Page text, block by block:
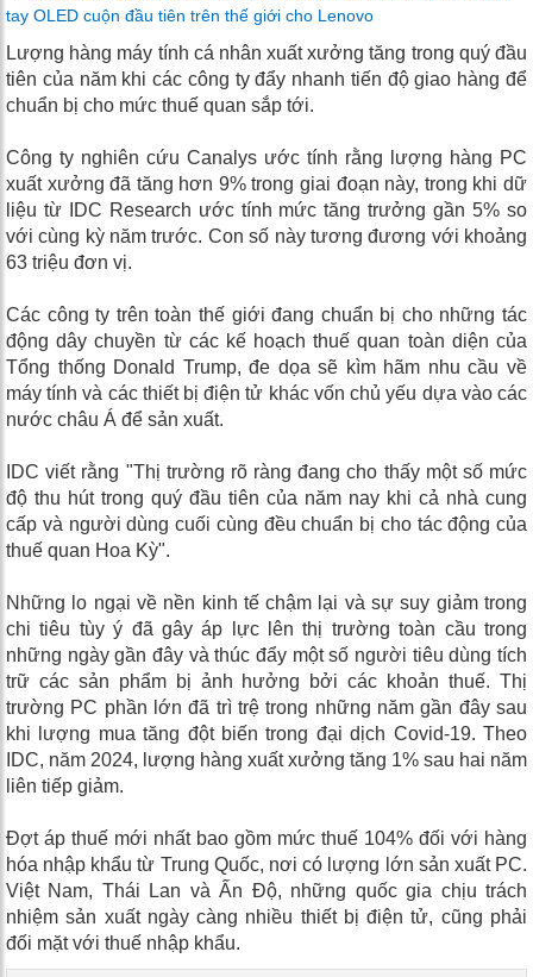
tay OLED cuộn đầu tiên trên thế giới cho Lenovo
Lượng hàng máy tính cá nhân xuất xưởng tăng trong quý đầu
tiên của năm khi các công ty đẩy nhanh tiến độ giao hàng để
chuẩn bị cho mức thuế quan sắp tới.
Công ty nghiên cứu Canalys ước tính rằng lượng hàng PC
xuất xưởng đã tăng hơn 9% trong giai đoạn này, trong khi dữ
liệu từ IDC Research ước tính mức tăng trưởng gần 5% so
với cùng kỳ năm trước. Con số này tương đương với khoảng
63 triệu đơn vị.
Các công ty trên toàn thế giới đang chuẩn bị cho những tác
động dây chuyền từ các kế hoạch thuế quan toàn diện của
Tổng thống Donald Trump, đe dọa sẽ kìm hãm nhu cầu về
máy tính và các thiết bị điện tử khác vốn chủ yếu dựa vào các
nước châu Á để sản xuất.
IDC viết rằng "Thị trường rõ ràng đang cho thấy một số mức
độ thu hút trong quý đầu tiên của năm nay khi cả nhà cung
cấp và người dùng cuối cùng đều chuẩn bị cho tác động của
thuế quan Hoa Kỳ".
Những lo ngại về nền kinh tế chậm lại và sự suy giảm trong
chi tiêu tùy ý đã gây áp lực lên thị trường toàn cầu trong
những ngày gần đây và thúc đẩy một số người tiêu dùng tích
trữ các sản phẩm bị ảnh hưởng bởi các khoản thuế. Thị
trường PC phần lớn đã trì trệ trong những năm gần đây sau
khi lượng mua tăng đột biến trong đại dịch Covid-19. Theo
IDC, năm 2024, lượng hàng xuất xưởng tăng 1% sau hai năm
liên tiếp giảm.
Đợt áp thuế mới nhất bao gồm mức thuế 104% đối với hàng
hóa nhập khẩu từ Trung Quốc, nơi có lượng lớn sản xuất PC.
Việt Nam, Thái Lan và Ấn Độ, những quốc gia chịu trách
nhiệm sản xuất ngày càng nhiều thiết bị điện tử, cũng phải
đối mặt với thuế nhập khẩu.